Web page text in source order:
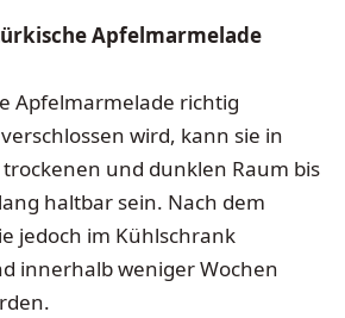
Apfelmarmelade
Apfelmarmelade richtig
wird, kann sie in
und dunklen Raum bis
haltbar sein. Nach dem
jedoch im Kühlschrank
innerhalb weniger Wochen